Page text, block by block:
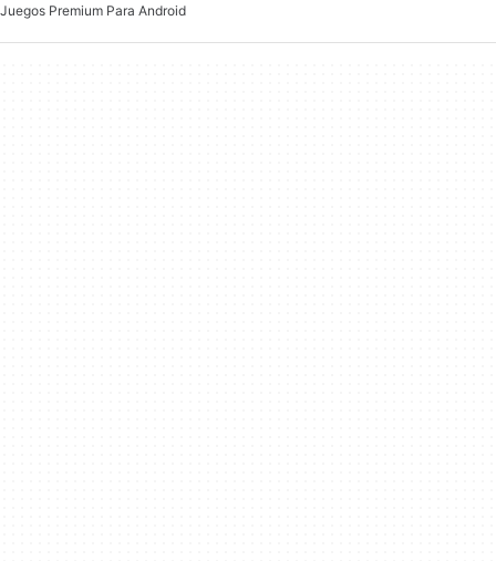
Juegos Premium Para Android